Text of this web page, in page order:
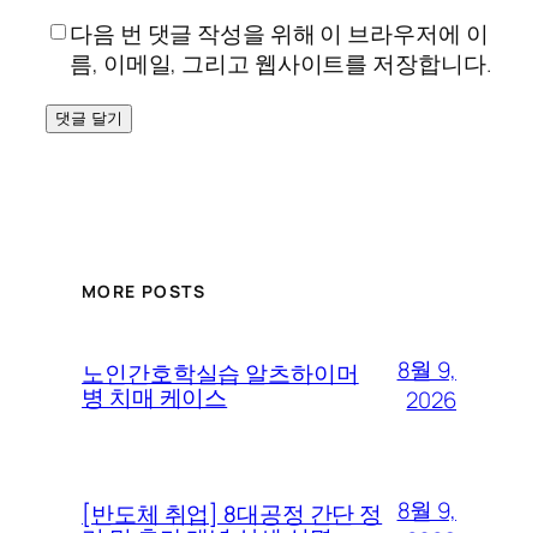
다음 번 댓글 작성을 위해 이 브라우저에 이
름, 이메일, 그리고 웹사이트를 저장합니다.
MORE POSTS
노인간호학실습 알츠하이머
병 치매 케이스
8월 9,
2026
[반도체 취업] 8대공정 간단 정
8월 9,